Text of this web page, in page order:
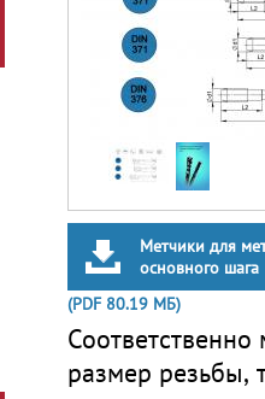
Метчики для
основного шага
(PDF 80.19 МБ)
размер резьбы,